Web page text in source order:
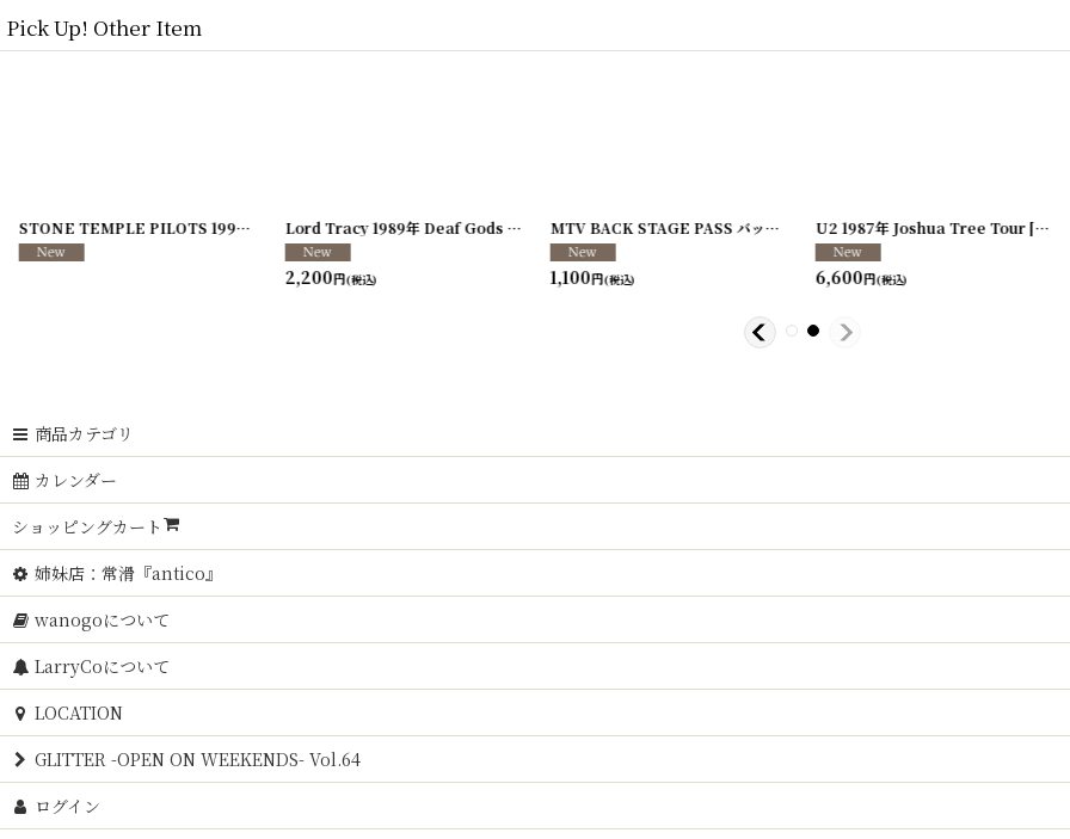
Pick Up! Other Item
[250117-70] STONE TEMPLE PILOTS 1996-1997年 TOUR96/97 [241216-11] Lord Tracy 1989年 Deaf Gods of Babylon Tour [ 250117-80]
2,200円(税込)
MTV BACK STAGE PASS バックステージパス/スタッフパス [250213-26]
1,100円(税込)
U2 1987年 Joshua Tree Tour[
6,600円(税込)
商品カテゴリ
カレンダー
ショッピングカート
姉妹店：常滑『antico』
wanogoについて
LarryCoについて
LOCATION
GLITTER -OPEN ON WEEKENDS- Vol.64
ログイン